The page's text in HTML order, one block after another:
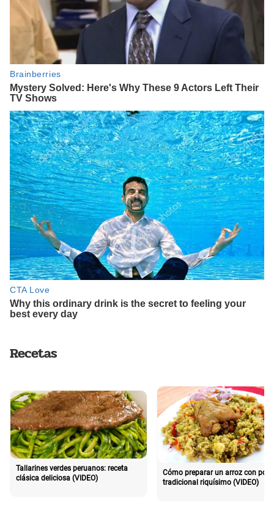
Recetas
Tallarines verdes peruanos: receta
clásica deliciosa (VIDEO)
Cómo preparar un arroz con pollo
tradicional riquísimo (VIDEO)